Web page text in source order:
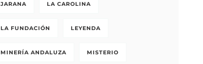
JARANA LA CAROLINA
LA FUNDACIÓN LEYENDA
MINERÍA ANDALUZA MISTERIO